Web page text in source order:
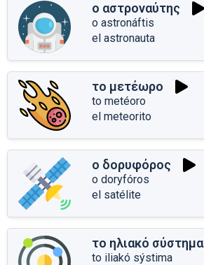
ο αστροναύτης
o astronáftis
el astronauta
το μετέωρο
to metéoro
el meteorito
ο δορυφόρος
o doryfóros
el satélite
το ηλιακό σύστημα
to iliakó sýstima